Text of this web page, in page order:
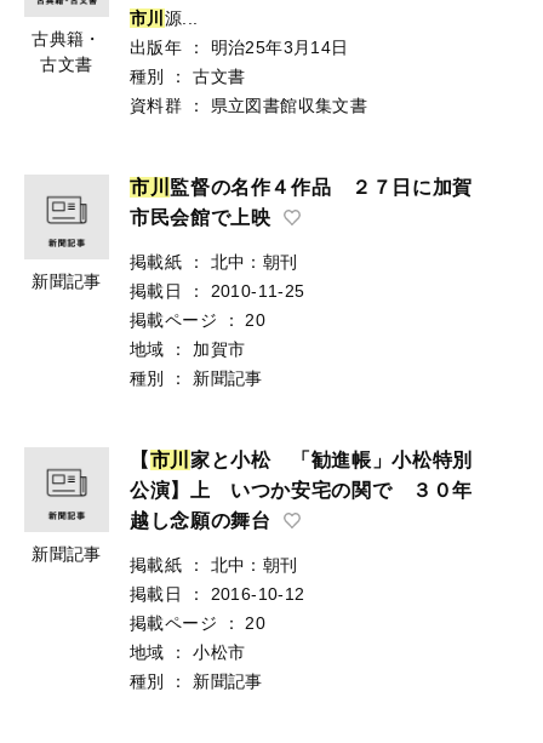
古典籍・
古文書
市川 源...
出版年
：
明治25年3月14日
種別
：
古文書
資料群
： 県立図書館収集文書
新聞記事
市 川 監督の名作４作品 ２７日に加賀
市民会館で上映
掲載紙 ：
北中：朝刊
掲載日
：
2010-11-25
掲載ページ
：
20
地域
：
加賀市
種別
： 新聞記事
新聞記事
【市川 家と小松 「勧進帳」小松特別
公演】上 いつか安宅の関で ３０年
越し念願の舞台
掲載紙 ：
北中：朝刊
掲載日
：
2016-10-12
掲載ページ
：
20
地域
：
小松市
種別
： 新聞記事